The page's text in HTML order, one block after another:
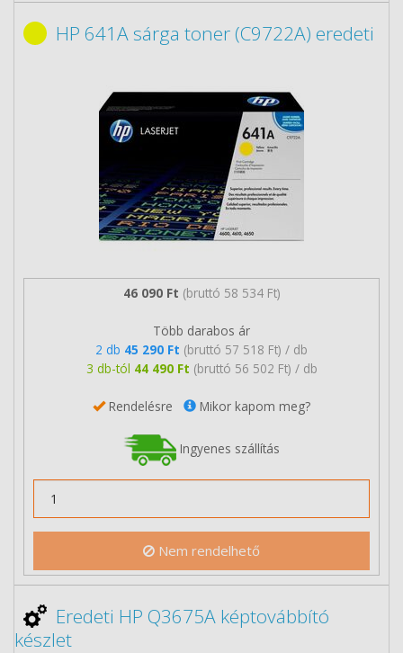
HP 641A sárga toner (C9722A) eredeti
46 090 Ft (bruttó 58 534 Ft)
Több darabos ár
2 db 45 290 Ft (bruttó 57 518 Ft) / db
3 db-tól 44 490 Ft (bruttó 56 502 Ft) / db
Rendelésre Mikor kapom meg?
Ingyenes szállítás
Nem rendelhető
Eredeti HP Q3675A képtovábbító
készlet